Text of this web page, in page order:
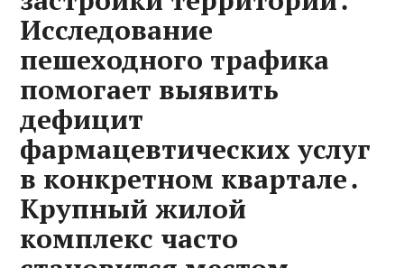
Исследование
пешеходного трафика
помогает выявить
дефицит
фармацевтических услуг
в конкретном квартале․
Крупный жилой
комплекс часто